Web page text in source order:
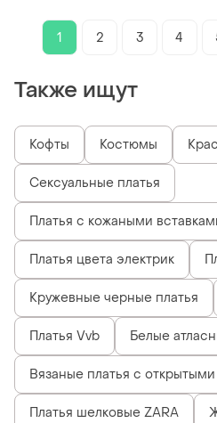
1 2 3 4
Также ищут
Кофты Костюмы
Сексуальные платья
Платья с кожаными
Платья цвета электрик
Кружевные черные платья
Платья Vvb Белые
Вязаные платья с
Платья шелковые ZARA